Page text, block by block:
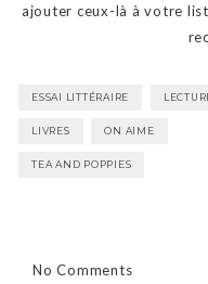
ajouter ceux-là à votre
ESSAI LITTÉRAIRE
LIVRES ON AIME
TEA AND POPPIES
No Comments